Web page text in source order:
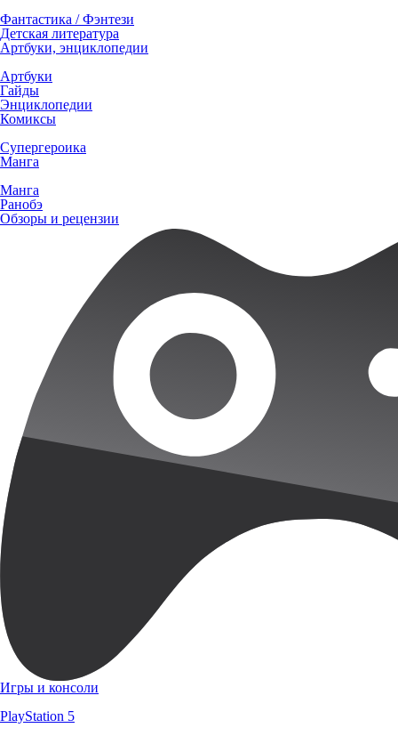
Фантастика / Фэнтези
Детская литература
Артбуки, энциклопедии
Артбуки
Гайды
Энциклопедии
Комиксы
Супергероика
Манга
Манга
Ранобэ
Обзоры и рецензии
Игры и консоли
PlayStation 5